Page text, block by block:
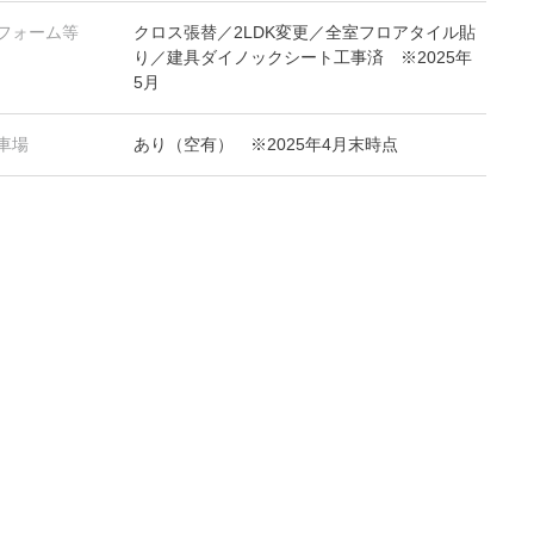
ォーム等
クロス張替／2LDK変更／全室フロアタイル貼
り／建具ダイノックシート工事済 ※2025年
5月
場 あり（空有） ※2025年4月末時点